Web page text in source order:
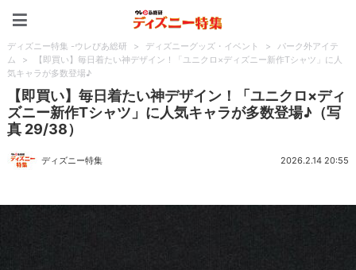
ディズニー特集 -ウレぴあ総研 > ディズニーグッズ・イベント >
パーク外アイテ
ム
>
【即買い】毎日着たい神デザイン！「ユニクロ×ディズニー新作Tシャツ」に人
気キャラが多数登場♪
【即買い】毎日着たい神デザイン！「ユニクロ×ディ
ズニー新作Tシャツ」に人気キャラが多数登場♪（写
真 29/38）
ディズニー特集 2026.2.14 20:55